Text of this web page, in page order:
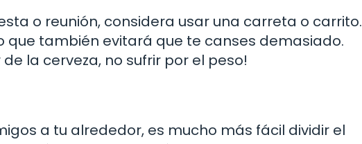
o reunión, considera usar una carreta o carrito.
que también evitará que te canses demasiado.
la cerveza, no sufrir por el peso!
a tu alrededor, es mucho más fácil dividir el